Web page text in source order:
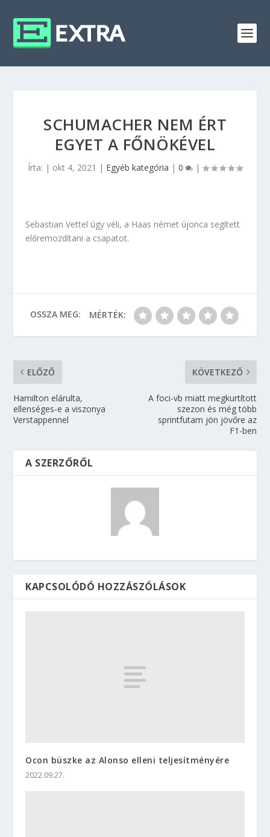
SCHUMACHER NEM ÉRT
EGYET A FŐNÖKÉVEL
Írta: | okt 4, 2021 | Egyéb kategória | 0 |
Sebastian Vettel úgy véli, a Haas német újonca segített
előremozdítani a csapatot.
OSSZA MEG: MÉRTÉK:
ELŐZŐ
Hamilton elárulta,
ellenséges-e a viszonya
Verstappennel
KÖVETKEZŐ
A foci-vb miatt megkurtított
szezon és még több
sprintfutam jön jövőre az
F1-ben
A SZERZŐRŐL
KAPCSOLÓDÓ HOZZÁSZÓLÁSOK
Ocon büszke az Alonso elleni teljesítményére
2022.09.27.